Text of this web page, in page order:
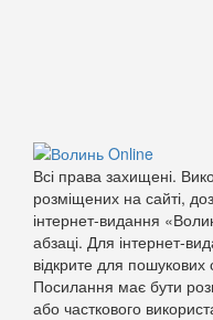
Всі права захищені.
розміщених на сайті,
інтернет-видання
абзаці. Для інтернет-
відкрите для
Посилання має бути
або часткового